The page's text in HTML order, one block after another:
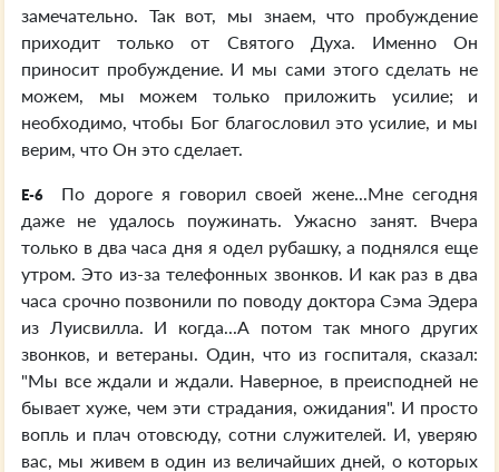
замечательно. Так вот, мы знаем, что пробуждение
приходит только от Святого Духа. Именно Он
приносит пробуждение. И мы сами этого сделать не
можем, мы можем только приложить усилие; и
необходимо, чтобы Бог благословил это усилие, и мы
верим, что Он это сделает.
E-6
По дороге я говорил своей жене...Мне сегодня
даже не удалось поужинать. Ужасно занят. Вчера
только в два часа дня я одел рубашку, а поднялся еще
утром. Это из-за телефонных звонков. И как раз в два
часа срочно позвонили по поводу доктора Сэма Эдера
из Луисвилла. И когда...А потом так много других
звонков, и ветераны. Один, что из госпиталя, сказал:
"Мы все ждали и ждали. Наверное, в преисподней не
бывает хуже, чем эти страдания, ожидания". И просто
вопль и плач отовсюду, сотни служителей. И, уверяю
вас, мы живем в один из величайших дней, о которых